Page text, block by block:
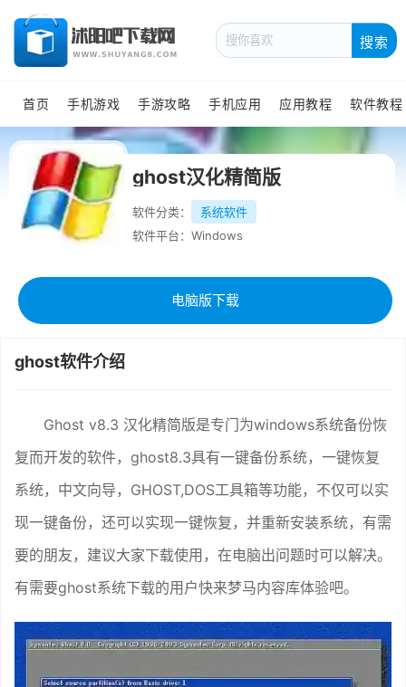
搜索
首页 手机游戏 手游攻略 手机应用 应用教程 软件教程
ghost汉化精简版
软件分类：
系统软件
软件平台：Windows
电脑版下载
ghost软件介绍
Ghost v8.3 汉化精简版是专门为windows系统备份恢
复而开发的软件，ghost8.3具有一键备份系统，一键恢复
系统，中文向导，GHOST,DOS工具箱等功能，不仅可以实
现一键备份，还可以实现一键恢复，并重新安装系统，有需
要的朋友，建议大家下载使用，在电脑出问题时可以解决。
有需要ghost系统下载的用户快来梦马内容库体验吧。